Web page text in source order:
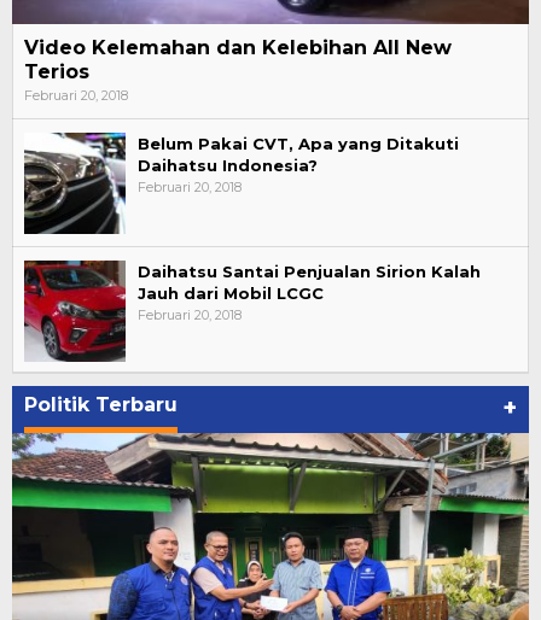
Video Kelemahan dan Kelebihan All New
Terios
Februari 20, 2018
Belum Pakai CVT, Apa yang Ditakuti
Daihatsu Indonesia?
Februari 20, 2018
Daihatsu Santai Penjualan Sirion Kalah
Jauh dari Mobil LCGC
Februari 20, 2018
Politik Terbaru +